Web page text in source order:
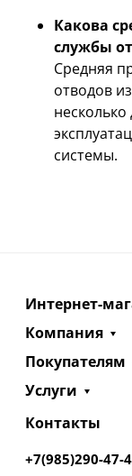
Какова
службы
Средняя
отводов
системы.
Интернет-
Компания
Покупателям
Услуги
Контакты
+7(985)290-47-